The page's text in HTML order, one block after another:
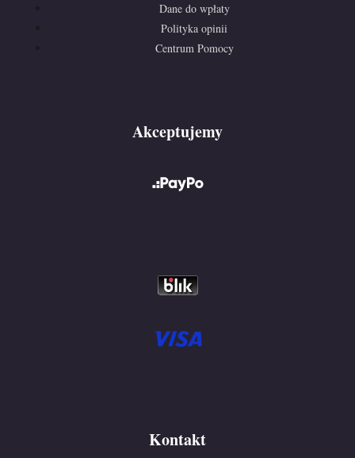
Dane do wpłaty
Polityka opinii
Centrum Pomocy
Akceptujemy
Kontakt